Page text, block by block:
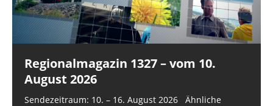
Regionalmagazin 1327 – vom 10.
August 2026
Sendezeitraum: 10. – 16. August 2026 Ähnliche